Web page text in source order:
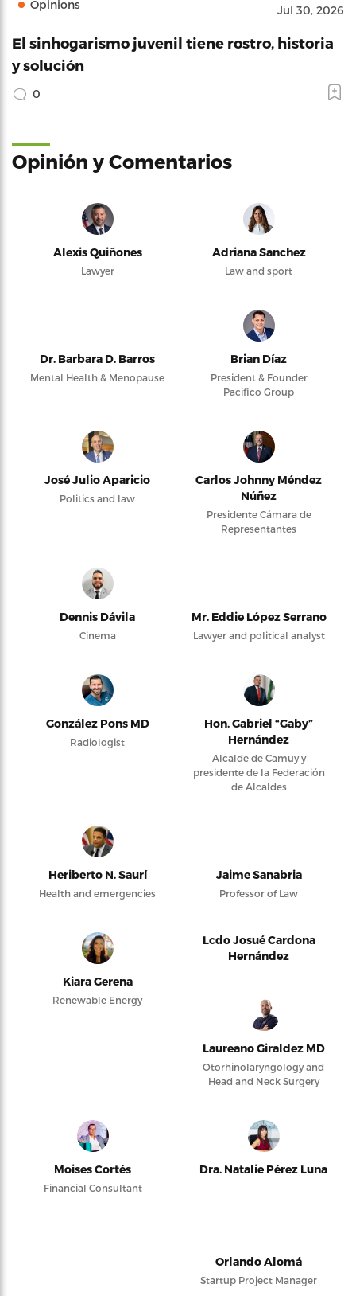
Opinions Jul 30, 2026
El sinhogarismo juvenil tiene rostro, historia
y solución
0
Opinión y Comentarios
Alexis Quiñones
Lawyer
Adriana Sanchez
Law and sport
Dr. Barbara D. Barros
Mental Health & Menopause
Brian Díaz
President & Founder
Pacifico Group
José Julio Aparicio
Politics and law
Carlos Johnny Méndez
Núñez
Presidente Cámara de
Representantes
Dennis Dávila
Cinema
Mr. Eddie López Serrano
Lawyer and political analyst
González Pons MD
Radiologist
Hon. Gabriel “Gaby”
Hernández
Alcalde de Camuy y
presidente de la Federación
de Alcaldes
Heriberto N. Saurí
Health and emergencies
Jaime Sanabria
Professor of Law
Kiara Gerena
Renewable Energy
Lcdo Josué Cardona
Hernández
Laureano Giraldez MD
Otorhinolaryngology and
Head and Neck Surgery
Moises Cortés
Financial Consultant
Dra. Natalie Pérez Luna
Orlando Alomá
Startup Project Manager